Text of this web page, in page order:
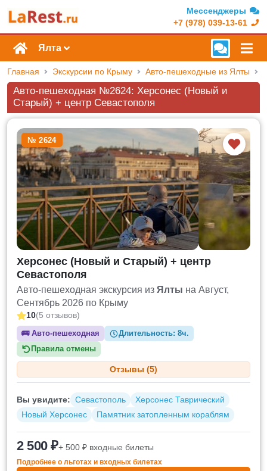
Мессенджеры
+7 (978) 039-13-61
Ялта
Главная Экскурсии по Крыму Авто-пешеходные из Ялты
Авто-пешеходная №2624: Херсонес (Новый и
Старый) + центр Севастополя
№ 2624
Херсонес (Новый и Старый) + центр
Севастополя
Авто-пешеходная экскурсия из Ялты на Август,
Сентябрь 2026 по Крыму
10(5 отзывов)
🚌Авто-пешеходная Длительность:8ч.
Правила отмены
Отзывы (5)
Вы увидите: Севастополь
Херсонес Таврический
Новый Херсонес
Памятник затопленным кораблям
2 500 ₽+ 500 ₽ входные билеты
Подробнее о льготах и входных билетах